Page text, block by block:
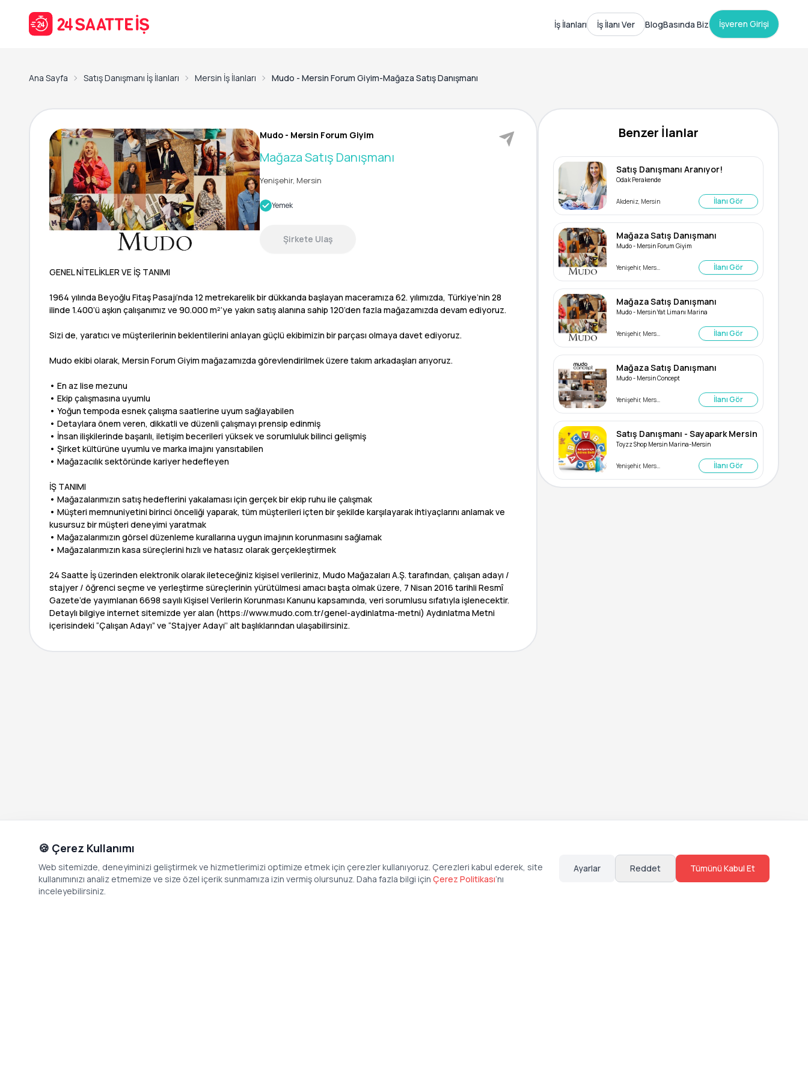
İş İlanları İş İlanı Ver BlogBasında Biz İşveren Girişi
Ana Sayfa Satış Danışmanı İş İlanları Mersin İş İlanları Mudo - Mersin Forum Giyim-Mağaza Satış Danışmanı
Mudo - Mersin Forum Giyim
Mağaza Satış Danışmanı
Yenişehir, Mersin
Yemek
Şirkete Ulaş
GENEL NİTELİKLER VE İŞ TANIMI
1964 yılında Beyoğlu Fitaş Pasajı’nda 12 metrekarelik bir dükkanda başlayan maceramıza 62. yılımızda, Türkiye’nin 28
ilinde 1.400’ü aşkın çalışanımız ve 90.000 m²’ye yakın satış alanına sahip 120’den fazla mağazamızda devam ediyoruz.
Sizi de, yaratıcı ve müşterilerinin beklentilerini anlayan güçlü ekibimizin bir parçası olmaya davet ediyoruz.
Mudo ekibi olarak, Mersin Forum Giyim mağazamızda görevlendirilmek üzere takım arkadaşları arıyoruz.
• En az lise mezunu
• Ekip çalışmasına uyumlu
• Yoğun tempoda esnek çalışma saatlerine uyum sağlayabilen
• Detaylara önem veren, dikkatli ve düzenli çalışmayı prensip edinmiş
• İnsan ilişkilerinde başarılı, iletişim becerileri yüksek ve sorumluluk bilinci gelişmiş
• Şirket kültürüne uyumlu ve marka imajını yansıtabilen
• Mağazacılık sektöründe kariyer hedefleyen
İŞ TANIMI
• Mağazalarımızın satış hedeflerini yakalaması için gerçek bir ekip ruhu ile çalışmak
• Müşteri memnuniyetini birinci önceliği yaparak, tüm müşterileri içten bir şekilde karşılayarak ihtiyaçlarını anlamak ve
kusursuz bir müşteri deneyimi yaratmak
• Mağazalarımızın görsel düzenleme kurallarına uygun imajının korunmasını sağlamak
• Mağazalarımızın kasa süreçlerini hızlı ve hatasız olarak gerçekleştirmek
24 Saatte İş üzerinden elektronik olarak ileteceğiniz kişisel verileriniz, Mudo Mağazaları A.Ş. tarafından, çalışan adayı /
stajyer / öğrenci seçme ve yerleştirme süreçlerinin yürütülmesi amacı başta olmak üzere, 7 Nisan 2016 tarihli Resmî
Gazete’de yayımlanan 6698 sayılı Kişisel Verilerin Korunması Kanunu kapsamında, veri sorumlusu sıfatıyla işlenecektir.
Detaylı bilgiye internet sitemizde yer alan (https://www.mudo.com.tr/genel-aydinlatma-metni) Aydınlatma Metni
içerisindeki “Çalışan Adayı” ve “Stajyer Adayı’’ alt başlıklarından ulaşabilirsiniz.
Benzer İlanlar
Satış Danışmanı Aranıyor!
Odak Perakende
Akdeniz, Mersin İlanı Gör
Mağaza Satış Danışmanı
Mudo - Mersin Forum Giyim
İlanı Gör
Mağaza Satış Danışmanı
Mudo - Mersin Yat Limanı Marina
İlanı Gör
Mağaza Satış Danışmanı
Mudo - Mersin Concept
İlanı Gör
Satış Danışmanı - Sayapark Mersin
Toyzz Shop Mersin Marina-Mersin
İlanı Gör
🍪 Çerez Kullanımı
Web sitemizde, deneyiminizi geliştirmek ve hizmetlerimizi optimize etmek için çerezler kullanıyoruz. Çerezleri kabul ederek, site
kullanımınızı analiz etmemize ve size özel içerik sunmamıza izin vermiş olursunuz. Daha fazla bilgi için Çerez Politikası’nı
inceleyebilirsiniz.
Ayarlar Reddet Tümünü Kabul Et